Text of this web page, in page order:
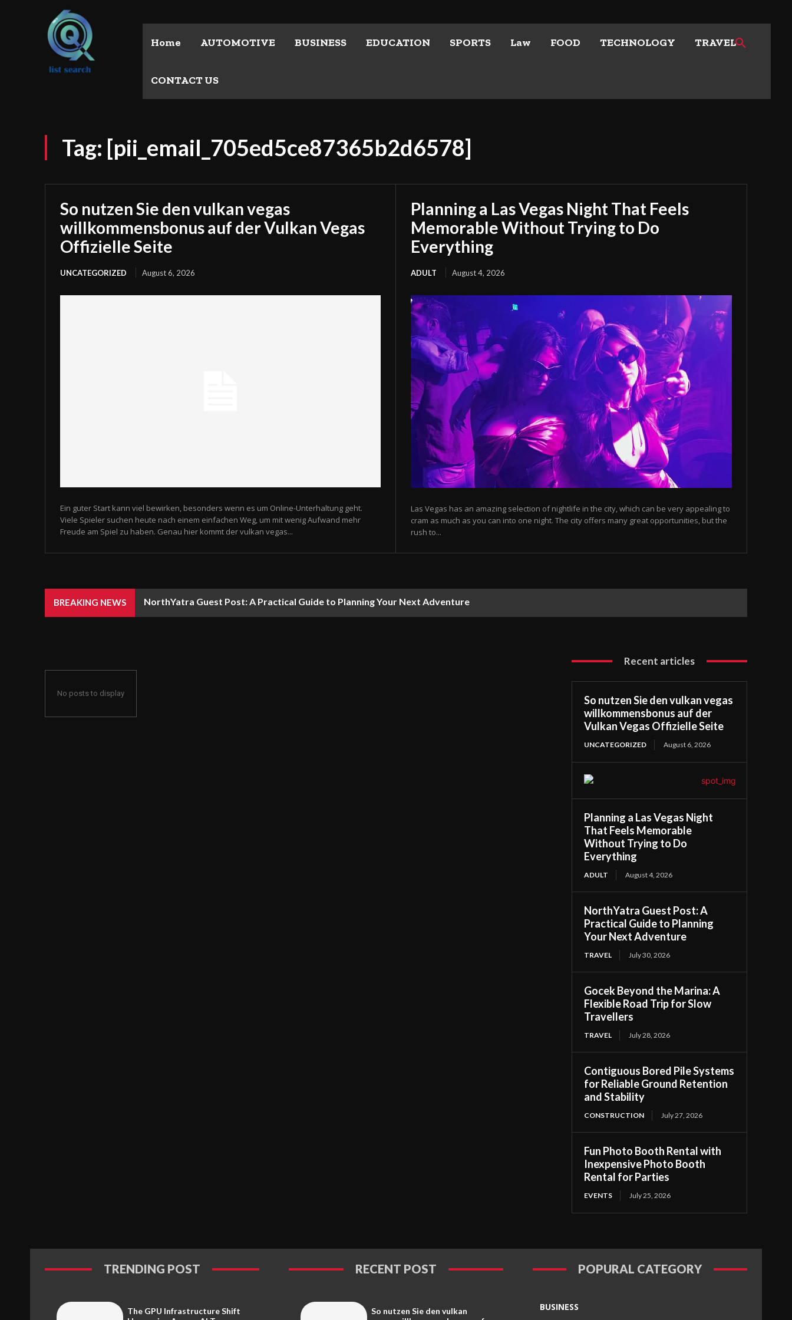
Home AUTOMOTIVE BUSINESS EDUCATION SPORTS Law FOOD TECHNOLOGY TRAVEL
CONTACT US
Tag: [pii_email_705ed5ce87365b2d6578]
So nutzen Sie den vulkan vegas
willkommensbonus auf der Vulkan Vegas
Offizielle Seite
UNCATEGORIZED August 6, 2026
Ein guter Start kann viel bewirken, besonders wenn es um Online-Unterhaltung geht.
Viele Spieler suchen heute nach einem einfachen Weg, um mit wenig Aufwand mehr
Freude am Spiel zu haben. Genau hier kommt der vulkan vegas...
Planning a Las Vegas Night That Feels
Memorable Without Trying to Do
Everything
ADULT August 4, 2026
Las Vegas has an amazing selection of nightlife in the city, which can be very appealing to
cram as much as you can into one night. The city offers many great opportunities, but the
rush to...
BREAKING NEWS NorthYatra Guest Post: A Practical Guide to Planning Your Next Adventure
No posts to display
Recent articles
So nutzen Sie den vulkan vegas
willkommensbonus auf der
Vulkan Vegas Offizielle Seite
UNCATEGORIZED August 6, 2026
Planning a Las Vegas Night
That Feels Memorable
Without Trying to Do
Everything
ADULT August 4, 2026
NorthYatra Guest Post: A
Practical Guide to Planning
Your Next Adventure
TRAVEL July 30, 2026
Gocek Beyond the Marina: A
Flexible Road Trip for Slow
Travellers
TRAVEL July 28, 2026
Contiguous Bored Pile Systems
for Reliable Ground Retention
and Stability
CONSTRUCTION July 27, 2026
Fun Photo Booth Rental with
Inexpensive Photo Booth
Rental for Parties
EVENTS July 25, 2026
TRENDING POST
The GPU Infrastructure Shift
RECENT POST
So nutzen Sie den vulkan
POPURAL CATEGORY
BUSINESS